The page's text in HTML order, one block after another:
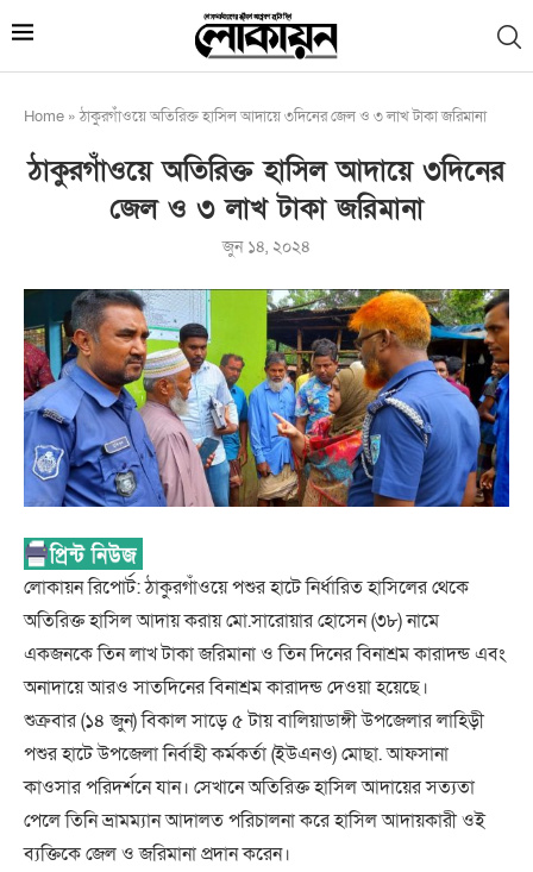
Home »ঠাকুরগাঁওয়ে অতিরিক্ত হাসিল আদায়ে ৩দিনের জেল ও ৩ লাখ টাকা জরিমানা
ঠাকুরগাঁওয়ে অতিরিক্ত হাসিল আদায়ে ৩দিনের
জেল ও ৩ লাখ টাকা জরিমানা
জুন ১৪, ২০২৪
লোকায়ন রিপোর্ট: ঠাকুরগাঁওয়ে পশুর হাটে নির্ধারিত হাসিলের থেকে
অতিরিক্ত হাসিল আদায় করায় মো.সারোয়ার হোসেন (৩৮) নামে
একজনকে তিন লাখ টাকা জরিমানা ও তিন দিনের বিনাশ্রম কারাদন্ড এবং
অনাদায়ে আরও সাতদিনের বিনাশ্রম কারাদন্ড দেওয়া হয়েছে।
শুক্রবার (১৪ জুন) বিকাল সাড়ে ৫ টায় বালিয়াডাঙ্গী উপজেলার লাহিড়ী
পশুর হাটে উপজেলা নির্বাহী কর্মকর্তা (ইউএনও) মোছা. আফসানা
কাওসার পরিদর্শনে যান। সেখানে অতিরিক্ত হাসিল আদায়ের সত্যতা
পেলে তিনি ভ্রামম্যান আদালত পরিচালনা করে হাসিল আদায়কারী ওই
ব্যক্তিকে জেল ও জরিমানা প্রদান করেন।